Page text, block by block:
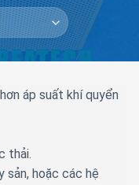
áp suất khí quyển
thải.
sản, hoặc các hệ